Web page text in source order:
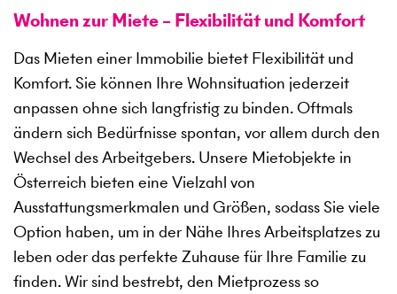
Wohnen zur Miete – Flexibilität und Komfort
Das Mieten einer Immobilie bietet Flexibilität und
Komfort. Sie können Ihre Wohnsituation jederzeit
anpassen ohne sich langfristig zu binden. Oftmals
ändern sich Bedürfnisse spontan, vor allem durch den
Wechsel des Arbeitgebers. Unsere Mietobjekte in
Österreich bieten eine Vielzahl von
Ausstattungsmerkmalen und Größen, sodass Sie viele
Option haben, um in der Nähe Ihres Arbeitsplatzes zu
leben oder das perfekte Zuhause für Ihre Familie zu
finden. Wir sind bestrebt, den Mietprozess so